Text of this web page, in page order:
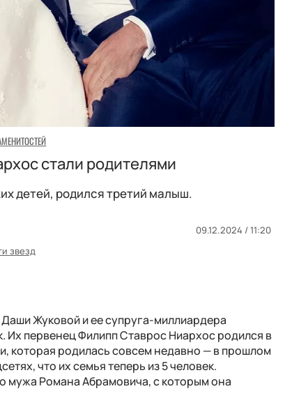
стали родителями
детей, родился третий малыш.
09.12.2024 / 11:20
звезд
Даши Жуковой и ее супруга-миллиардера
Их первенец Филипп Ставрос Ниархос родился в
которая родилась совсем недавно — в прошлом
что их семья теперь из 5 человек.
мужа Романа Абрамовича, с которым она